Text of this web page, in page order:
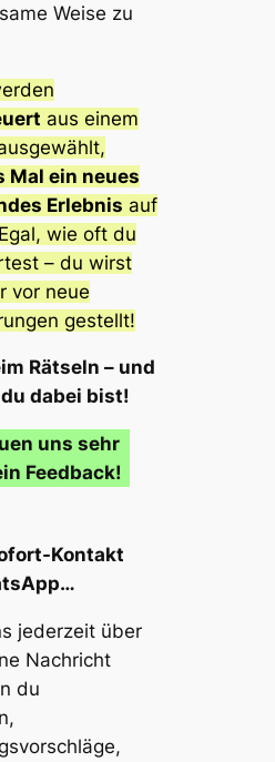
Weise zu
aus einem
Mal ein neues
Erlebnis auf
wie oft du
– du wirst
vor neue
gestellt!
Rätseln – und
dabei bist!
uns sehr
Feedback!
Kontakt
jederzeit über
Nachricht
du